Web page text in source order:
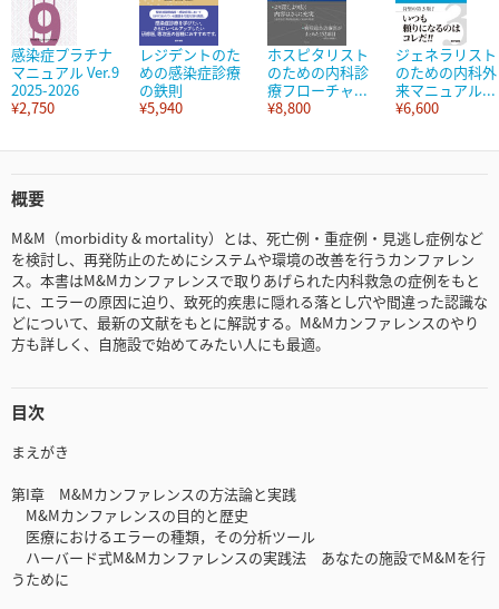
感染症プラチナ
マニュアル Ver.9
2025-2026
¥2,750
レジデントのた
めの感染症診療
の鉄則
¥5,940
ホスピタリスト
のための内科診
療フローチャ...
¥8,800
ジェネラリスト
のための内科外
来マニュアル...
¥6,600
概要
M&M（morbidity & mortality）とは、死亡例・重症例・見逃し症例など
を検討し、再発防止のためにシステムや環境の改善を行うカンファレン
ス。本書はM&Mカンファレンスで取りあげられた内科救急の症例をもと
に、エラーの原因に迫り、致死的疾患に隠れる落とし穴や間違った認識な
どについて、最新の文献をもとに解説する。M&Mカンファレンスのやり
方も詳しく、自施設で始めてみたい人にも最適。
目次
まえがき
第I章 M&Mカンファレンスの方法論と実践
M&Mカンファレンスの目的と歴史
医療におけるエラーの種類，その分析ツール
ハーバード式M&Mカンファレンスの実践法 あなたの施設でM&Mを行
うために